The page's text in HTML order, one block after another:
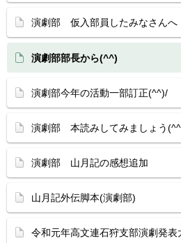
演劇部 仮入部員したみなさんへ
演劇部部長から(^^)
演劇部今年の活動一部訂正(^^)/
演劇部 本読みしてみましょう
演劇部 山月記の感想追加
山月記外伝脚本(演劇部)
令和元年高文連石狩支部演劇発表